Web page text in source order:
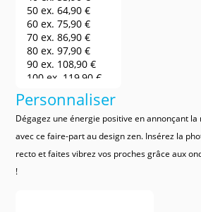
50 ex.64,90 €
60 ex.75,90 €
70 ex.86,90 €
80 ex.97,90 €
90 ex. 108,90 €
100 ex. 119,90 €
141,90 €
200 ex.163,90 €
250 ex.185,90 €
300 ex.
207,90 €
240,90 €
500 ex.273,90 €
Personnaliser
Dégagez une énergie positive en annonçant
avec ce faire-part au design zen. Insérez la
recto et faites vibrez vos proches grâce aux
!